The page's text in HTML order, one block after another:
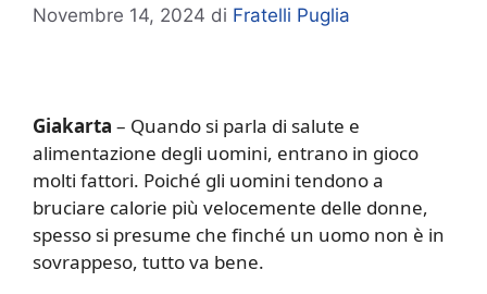
Novembre 14, 2024 di Fratelli Puglia
Giakarta – Quando si parla di salute e
alimentazione degli uomini, entrano in gioco
molti fattori. Poiché gli uomini tendono a
bruciare calorie più velocemente delle donne,
spesso si presume che finché un uomo non è in
sovrappeso, tutto va bene.